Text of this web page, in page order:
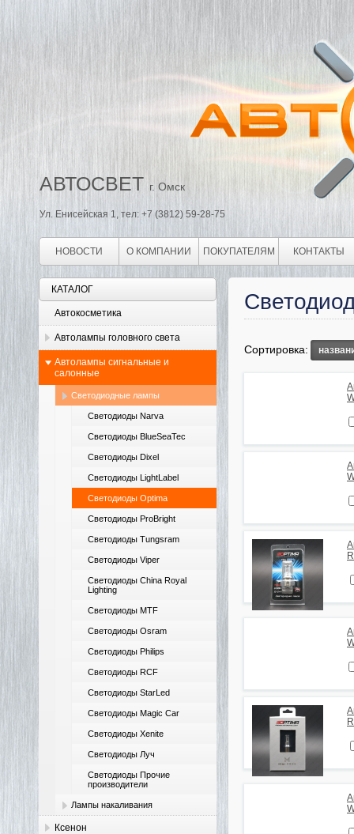
АВТОСВЕТ г. Омск
Ул. Енисейская 1, тел: +7 (3812) 59-28-75
НОВОСТИ О КОМПАНИИ ПОКУПАТЕЛЯМ КОНТАКТЫ
КАТАЛОГ
Автокосметика
Автолампы головного света
Автолампы сигнальные и
салонные
Светодиодные лампы
Светодиоды Narva
Светодиоды BlueSeaTec
Светодиоды Dixel
Светодиоды LightLabel
Светодиоды Optima
Светодиоды ProBright
Светодиоды Tungsram
Светодиоды Viper
Светодиоды China Royal
Lighting
Светодиоды MTF
Светодиоды Osram
Светодиоды Philips
Светодиоды RCF
Светодиоды StarLed
Светодиоды Magic Car
Светодиоды Xenite
Светодиоды Луч
Светодиоды Прочие
производители
Лампы накаливания
Ксенон
Сортировка: